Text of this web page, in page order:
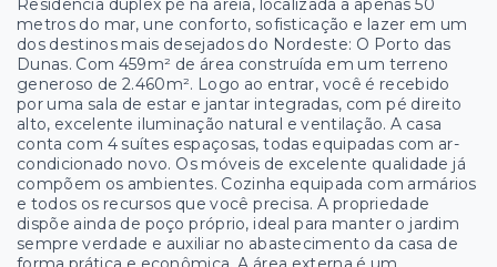
Residência duplex pé na areia, localizada a apenas 50
metros do mar, une conforto, sofisticação e lazer em um
dos destinos mais desejados do Nordeste: O Porto das
Dunas. Com 459m² de área construída em um terreno
generoso de 2.460m². Logo ao entrar, você é recebido
por uma sala de estar e jantar integradas, com pé direito
alto, excelente iluminação natural e ventilação. A casa
conta com 4 suítes espaçosas, todas equipadas com ar-
condicionado novo. Os móveis de excelente qualidade já
compõem os ambientes. Cozinha equipada com armários
e todos os recursos que você precisa. A propriedade
dispõe ainda de poço próprio, ideal para manter o jardim
sempre verdade e auxiliar no abastecimento da casa de